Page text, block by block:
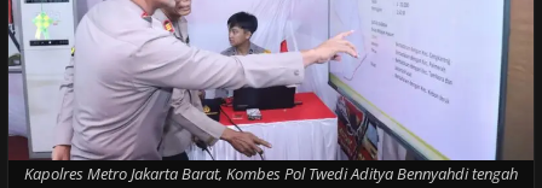
Kapolres Metro Jakarta Barat, Kombes Pol Twedi Aditya Bennyahdi tengah